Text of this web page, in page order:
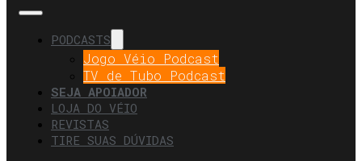
PODCASTS
Jogo Véio Podcast
TV de Tubo Podcast
SEJA APOIADOR
LOJA DO VÉIO
REVISTAS
TIRE SUAS DÚVIDAS